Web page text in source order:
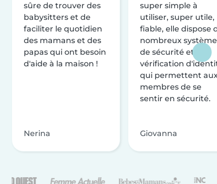
sûre de trouver des
babysitters et de
faciliter le quotidien
des mamans et des
papas qui ont besoin
d'aide à la maison !
Nerina
super simple à
utiliser, super utile,
fiable, elle dispose
nombreux
de sécurité et de
vérification
qui permettent
membres de se
sentir en sécurité.
Giovanna